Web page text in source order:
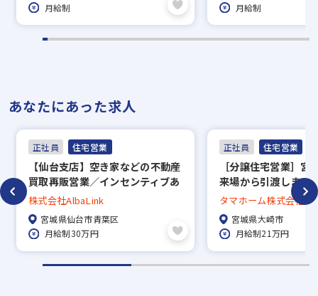
※入社時期は相談に応じます。現在、在職中
月給制
月給制
あなたにあった求人
正社員 住宅営業
【仙台支店】空き家などの不動産
買取再販営業／インセンティブあ
り・年収1,000万円以上も目指せ
る／支店長などへの早期キャリア
アップ可能／IPOを目指し急成長
中の不動産ベンチャー
株式会社AlbaLink
宮城県仙台市青葉区
月給制30万円
正社員 住宅営業
［分譲住宅営業］宮
来場から引渡しまで
ス！/手当充実！安
◎
タマホーム株式会社
宮城県大崎市
月給制21万円